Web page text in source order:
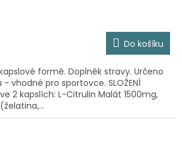
Do košíku
formě. Doplněk stravy. Určeno
vhodné pro sportovce. SLOŽENÍ
2 kapslích: L-Citrulin Malát 1500mg,